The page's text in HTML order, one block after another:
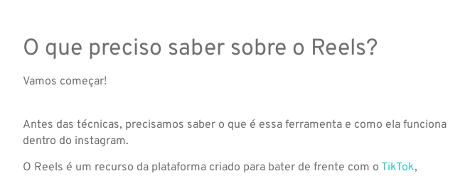
O que preciso saber sobre o Reels?
Vamos começar!
Antes das técnicas, precisamos saber o que é essa ferramenta e como ela funciona
dentro do instagram.
O Reels é um recurso da plataforma criado para bater de frente com o TikTok,